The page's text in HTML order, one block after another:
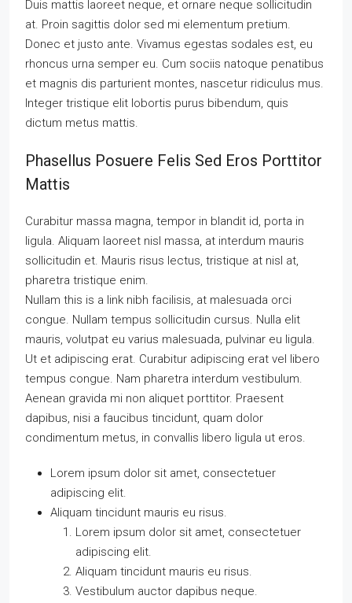
Duis mattis laoreet neque, et ornare neque sollicitudin
at. Proin sagittis dolor sed mi elementum pretium.
Donec et justo ante. Vivamus egestas sodales est, eu
rhoncus urna semper eu. Cum sociis natoque penatibus
et magnis dis parturient montes, nascetur ridiculus mus.
Integer tristique elit lobortis purus bibendum, quis
dictum metus mattis.
Phasellus Posuere Felis Sed Eros Porttitor
Mattis
Curabitur massa magna, tempor in blandit id, porta in
ligula. Aliquam laoreet nisl massa, at interdum mauris
sollicitudin et. Mauris risus lectus, tristique at nisl at,
pharetra tristique enim.
Nullam this is a link nibh facilisis, at malesuada orci
congue. Nullam tempus sollicitudin cursus. Nulla elit
mauris, volutpat eu varius malesuada, pulvinar eu ligula.
Ut et adipiscing erat. Curabitur adipiscing erat vel libero
tempus congue. Nam pharetra interdum vestibulum.
Aenean gravida mi non aliquet porttitor. Praesent
dapibus, nisi a faucibus tincidunt, quam dolor
condimentum metus, in convallis libero ligula ut eros.
Lorem ipsum dolor sit amet, consectetuer
adipiscing elit.
Aliquam tincidunt mauris eu risus.
Lorem ipsum dolor sit amet, consectetuer
adipiscing elit.
Aliquam tincidunt mauris eu risus.
Vestibulum auctor dapibus neque.